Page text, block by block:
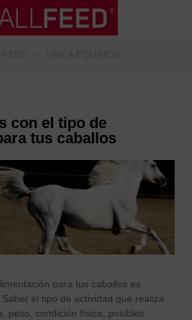
con el tipo de
tus caballos
para tus caballos es
el tipo de actividad que realiza
peso, condición física, posibles